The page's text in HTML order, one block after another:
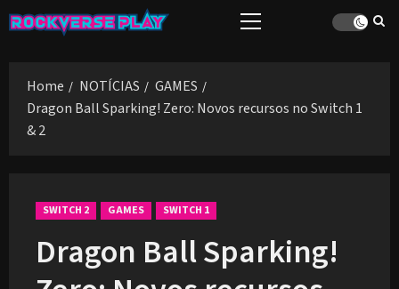
Skip
to
Primary
Home
NOTÍCIAS
GAMES
Dragon Ball Sparking! Zero: Novos recursos no Switch 1
& 2
SWITCH 2 GAMES SWITCH 1
Dragon Ball Sparking!